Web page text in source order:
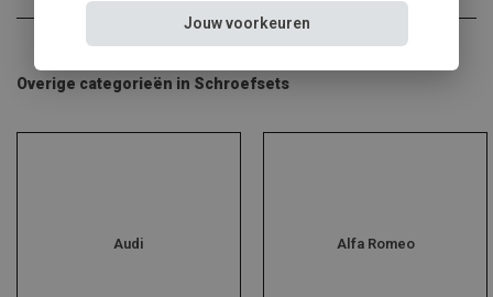
Overige categorieën in Schroefsets
Audi Alfa Romeo
Jouw voorkeuren